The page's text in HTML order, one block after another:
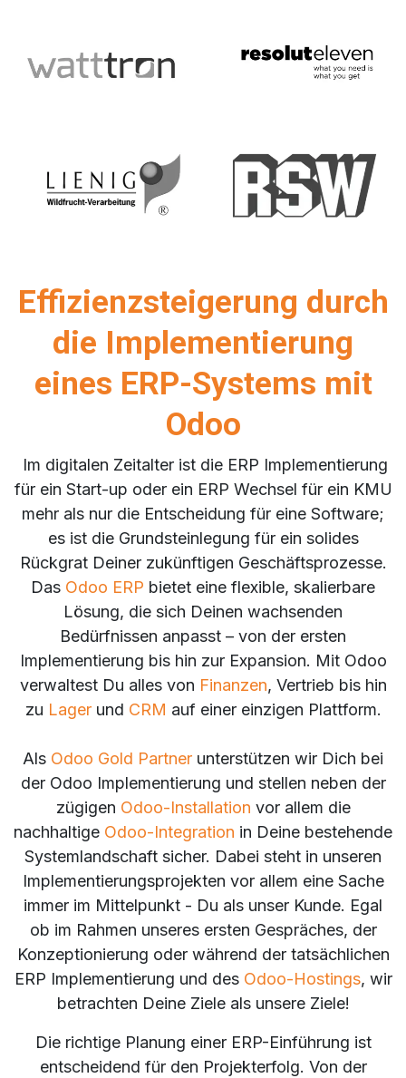
Effizienzsteigerung durch
die Implementierung
eines ERP-Systems mit
Odoo
Im digitalen Zeitalter ist die ERP Implementierung
für ein Start-up oder ein ERP Wechsel für ein KMU
mehr als nur die Entscheidung für eine Software;
es ist die Grundsteinlegung für ein solides
Rückgrat Deiner zukünftigen Geschäftsprozesse.
Das Odoo ERP bietet eine flexible, skalierbare
Lösung, die sich Deinen wachsenden
Bedürfnissen anpasst – von der ersten
Implementierung bis hin zur Expansion. Mit Odoo
verwaltest Du alles von Finanzen, Vertrieb bis hin
zu Lagerund CRM auf einer einzigen Plattform.
Als Odoo Gold Partner unterstützen wir Dich bei
der Odoo Implementierung und stellen neben der
zügigen Odoo-Installation vor allem die
nachhaltige Odoo-Integration in Deine bestehende
Systemlandschaft sicher. Dabei steht in unseren
Implementierungsprojekten vor allem eine Sache
immer im Mittelpunkt - Du als unser Kunde. Egal
ob im Rahmen unseres ersten Gespräches, der
Konzeptionierung oder während der tatsächlichen
ERP Implementierung und des Odoo-Hostings, wir
betrachten Deine Ziele als unsere Ziele!
Die richtige Planung einer ERP-Einführung ist
entscheidend für den Projekterfolg. Von der